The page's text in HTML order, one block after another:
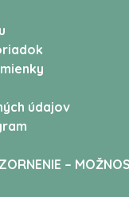
údajov
–